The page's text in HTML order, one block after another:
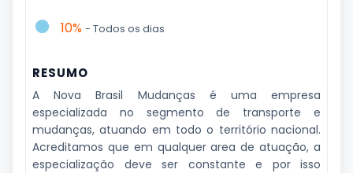
10% - Todos os dias
RESUMO
A Nova Brasil Mudanças é uma empresa
especializada no segmento de transporte e
mudanças, atuando em todo o território nacional.
Acreditamos que em qualquer area de atuação, a
especialização deve ser constante e por isso